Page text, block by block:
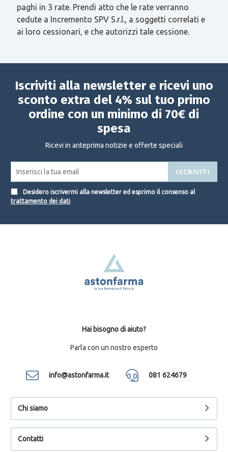
paghi in 3 rate. Prendi atto che le rate verranno
cedute a Incremento SPV S.r.l., a soggetti correlati e
ai loro cessionari, e che autorizzi tale cessione.
Iscriviti alla newsletter e ricevi uno
sconto extra del 4% sul tuo primo
ordine con un minimo di 70€ di
spesa
Ricevi in anteprima notizie e offerte speciali
ISCRIVITI
Desidero iscrivermi alla newsletter ed esprimo il consenso al
trattamento dei dati
Hai bisogno di aiuto?
Parla con un nostro esperto
info@astonfarma.it 081 624679
Chi siamo
Contatti